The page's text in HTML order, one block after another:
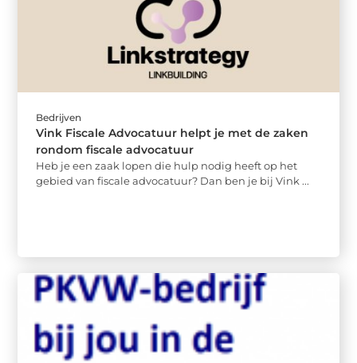
Bedrijven
Vink Fiscale Advocatuur helpt je met de zaken
rondom fiscale advocatuur
Heb je een zaak lopen die hulp nodig heeft op het
gebied van fiscale advocatuur? Dan ben je bij Vink ...